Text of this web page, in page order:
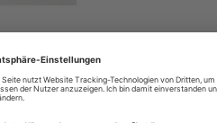
nicht im Lieferumfang enthalten,